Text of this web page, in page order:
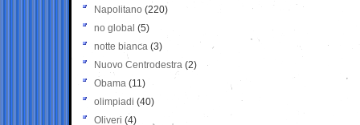
Napolitano (220)
no global (5)
notte bianca (3)
Nuovo Centrodestra (2)
Obama (11)
olimpiadi (40)
Oliveri (4)